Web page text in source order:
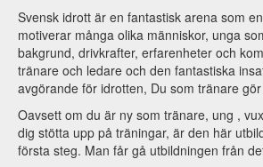
Svensk idrott är en fantastisk arena som
motiverar många olika människor, unga
bakgrund, drivkrafter, erfarenheter och
tränare och ledare och den fantastiska
avgörande för idrotten, Du som tränare
Oavsett om du är ny som tränare, ung ,
dig stötta upp på träningar, är den här
första steg. Man får gå utbildningen från